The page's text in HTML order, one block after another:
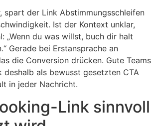
spart der Link Abstimmungsschleifen
Ist der Kontext unklar,
„Wenn du was willst, buch dir halt
Gerade bei Erstansprache an
die Conversion drücken. Gute Teams
deshalb als bewusst gesetzten CTA
in jeder Nachricht.
Link sinnvoll